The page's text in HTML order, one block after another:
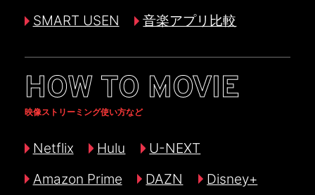
SMART USEN
音楽アプリ比較
HOW TO MOVIE
映像ストリーミング使い方など
Netflix Hulu
U-NEXT
Amazon Prime
DAZN
Disney+